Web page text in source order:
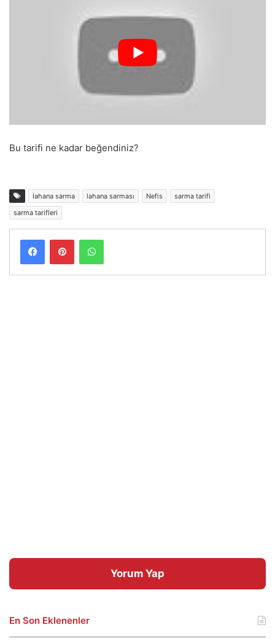
Bu tarifi ne kadar beğendiniz?
lahana sarma lahana sarması Nefis
sarma tarifi
sarma tarifleri
FacebookPinterestWhatsApp
Yorum Yap
En Son Eklenenler